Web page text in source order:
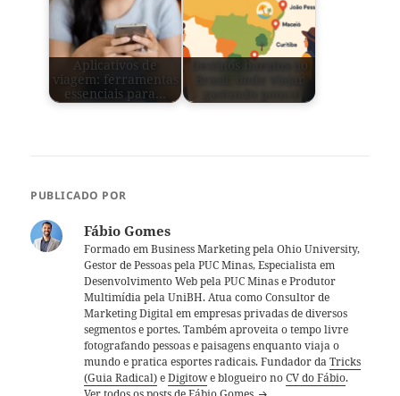
Aplicativos de
viagem: ferramentas
essenciais para…
Destinos baratos no
PUBLICADO POR
Fábio Gomes
Formado em Business Marketing pela Ohio University,
Gestor de Pessoas pela PUC Minas, Especialista em
Desenvolvimento Web pela PUC Minas e Produtor
Multimídia pela UniBH. Atua como Consultor de
Marketing Digital em empresas privadas de diversos
segmentos e portes. Também aproveita o tempo livre
fotografando pessoas e paisagens enquanto viaja o
mundo e pratica esportes radicais. Fundador daTricks
(Guia Radical)eDigitowe blogueiro noCV do Fábio.